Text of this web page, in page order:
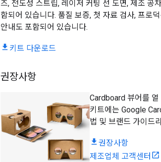
즈, 전도성 스트립, 레이저 커팅 선 도면, 제조 공
함되어 있습니다. 품질 보증, 첫 자료 검사, 프로
안내도 포함되어 있습니다.
키트 다운로드
권장사항
Cardboard 뷰어를 열
키트에는 Google
법 및 브랜드 가이드
권장사항
제조업체 고객센터